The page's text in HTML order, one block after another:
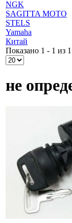
NGK
SAGITTA MOTO
STELS
Yamaha
Китай
Показано 1 - 1 из 1
не